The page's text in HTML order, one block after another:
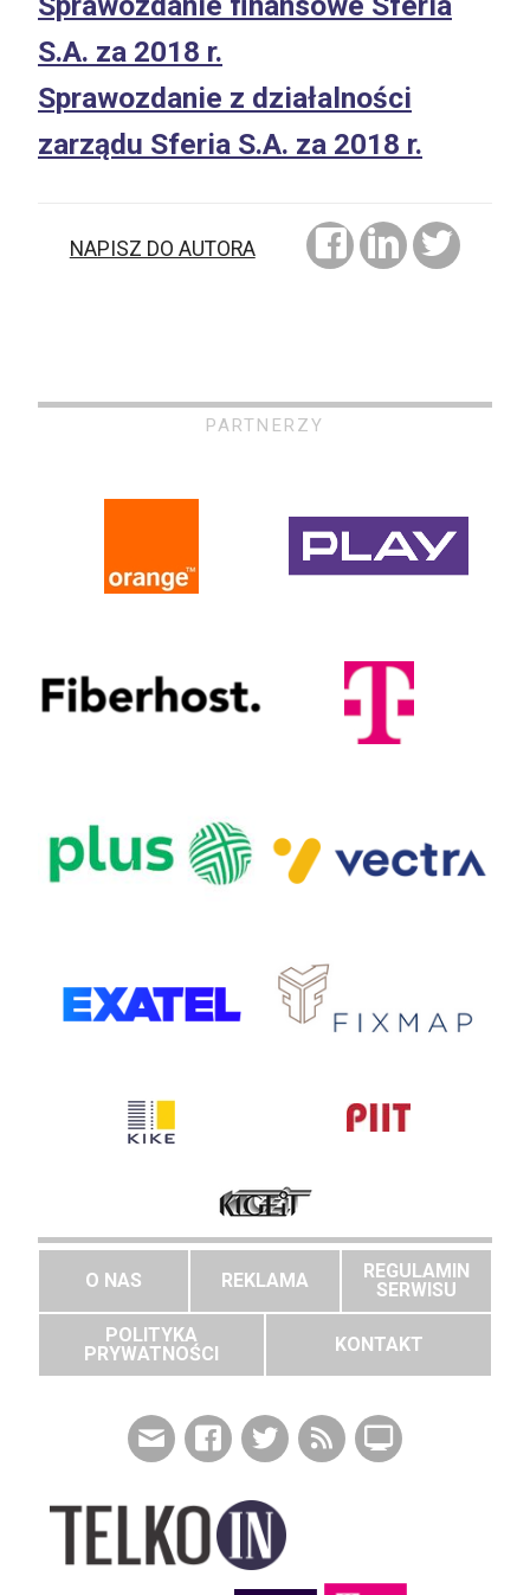
S.A. za 2018 r.
Sprawozdanie z działalności
zarządu Sferia S.A. za 2018 r.
NAPISZ DO AUTORA
PARTNERZY
O NAS REKLAMA
REGULAMIN
SERWISU
POLITYKA
PRYWATNOŚCI
KONTAKT